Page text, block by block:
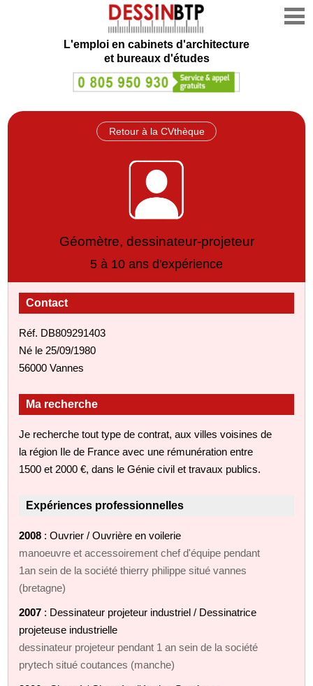
L'emploi en cabinets d'architecture
et bureaux d'études
Retour à la CVthèque
Géomètre, dessinateur-projeteur
5 à 10 ans d'expérience
Contact
Réf. DB809291403
Né le 25/09/1980
56000 Vannes
Ma recherche
Je recherche tout type de contrat, aux villes voisines de
la région Ile de France avec une rémunération entre
1500 et 2000 €, dans le Génie civil et travaux publics.
Expériences professionnelles
2008 : Ouvrier / Ouvrière en voilerie
manoeuvre et accessoirement chef d'équipe pendant
1an sein de la société thierry philippe situé vannes
(bretagne)
2007 : Dessinateur projeteur industriel / Dessinatrice
projeteuse industrielle
dessinateur projeteur pendant 1 an sein de la société
prytech situé coutances (manche)